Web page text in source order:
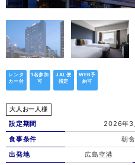
レンタ
カー付
1名参加
可
JAL便
指定
WEB予
約可
大人お一人様
設定期間
2026年3
食事条件
朝
出発地
広島空港